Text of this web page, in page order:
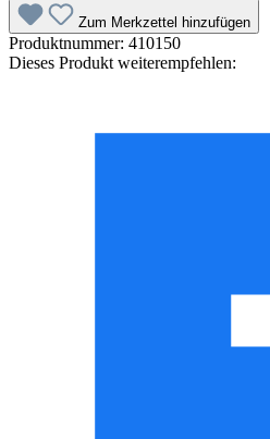
Zum Merkzettel hinzufügen
Produktnummer: 410150
Dieses Produkt weiterempfehlen: